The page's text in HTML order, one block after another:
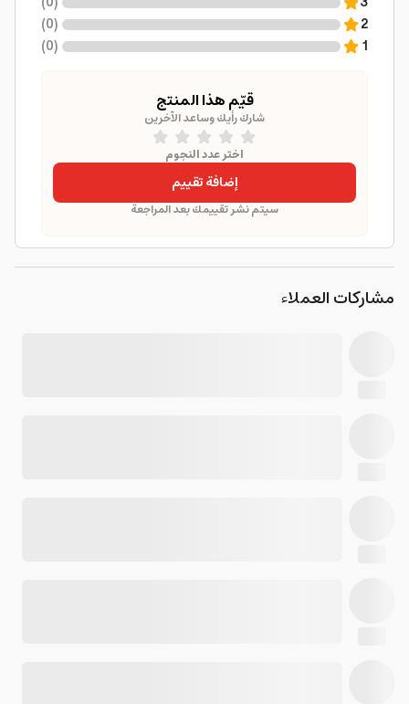
2
(
0
)
1
(
0
)
قيّم هذا المنتج
شارك رأيك وساعد الآخرين
اختر عدد النجوم
إضافة تقييم
سيتم نشر تقييمك بعد المراجعة
مشاركات العملاء